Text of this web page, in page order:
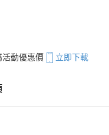
活動優惠價 立即下載